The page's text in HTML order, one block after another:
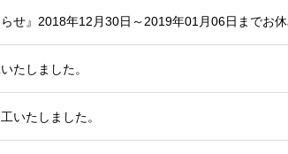
たしました。
いたしました。